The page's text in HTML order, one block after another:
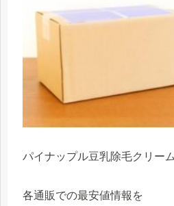
パイナップル豆乳除毛クリー
各通販での最安値情報を